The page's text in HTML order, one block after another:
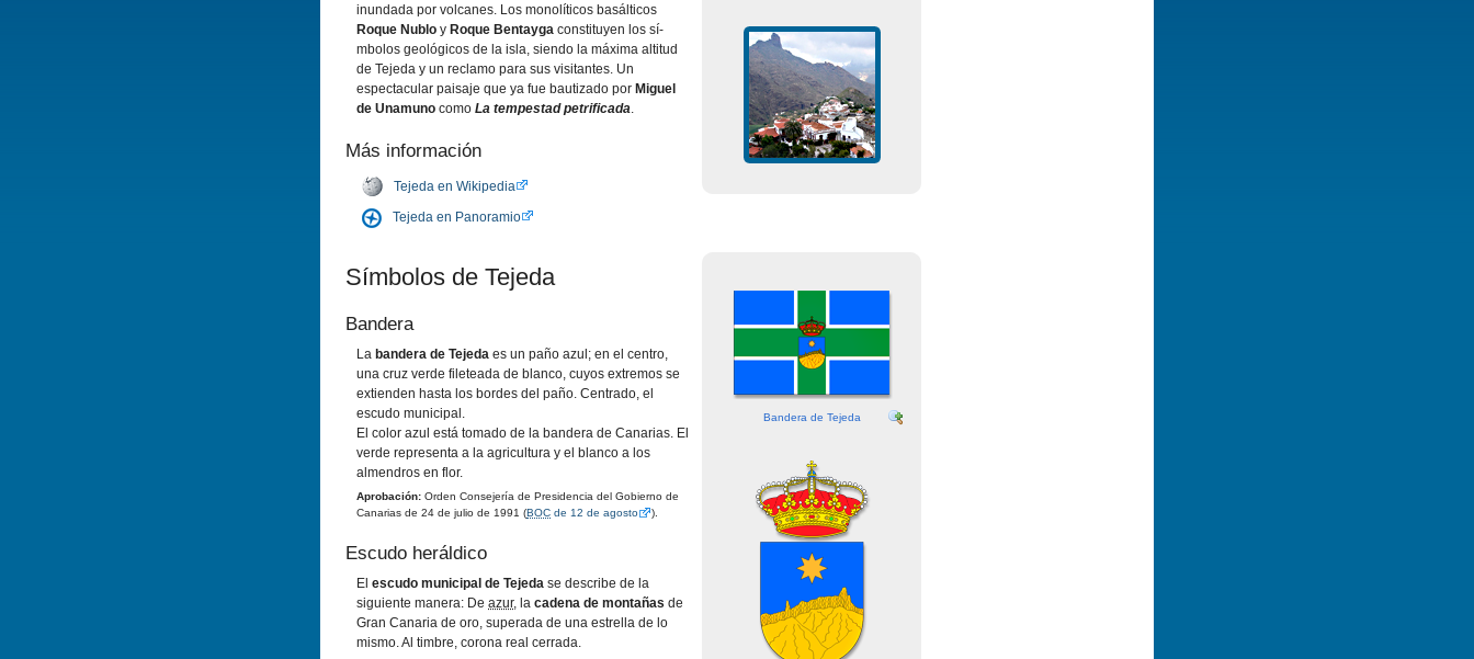
inundada por volcanes. Los monolí­ticos basálticos
Roque Nublo y Roque Bentayga constituyen los sí­
mbolos geológicos de la isla, siendo la máxima altitud
de Tejeda y un reclamo para sus visitantes. Un
espectacular paisaje que ya fue bautizado por Miguel
de Unamuno como La tempestad petrificada.
Más información
Tejeda en Wikipedia
Tejeda en Panoramio
Sí­mbolos de Tejeda
Bandera
La bandera de Tejeda es un paño azul; en el centro,
una cruz verde fileteada de blanco, cuyos extremos se
extienden hasta los bordes del paño. Centrado, el
escudo municipal.
El color azul está tomado de la bandera de Canarias. El
verde representa a la agricultura y el blanco a los
almendros en flor.
Aprobación: Orden Consejerí­a de Presidencia del Gobierno de
Canarias de 24 de julio de 1991 (BOC de 12 de agosto ).
Escudo heráldico
El escudo municipal de Tejeda se describe de la
siguiente manera: De azur, la cadena de montañas de
Gran Canaria de oro, superada de una estrella de lo
mismo. Al timbre, corona real cerrada.
Bandera de Tejeda